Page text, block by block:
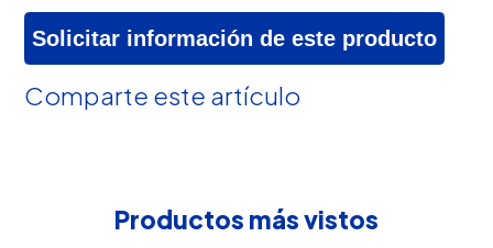
Solicitar información de este producto
Comparte este artículo
Productos más vistos